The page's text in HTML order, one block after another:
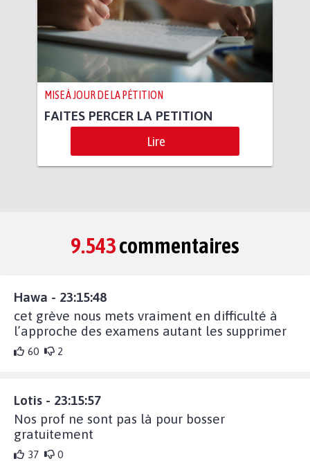
MISE À JOUR DE LA PÉTITION
FAITES PERCER LA PETITION
Lire
9.543commentaires
Hawa - 23:15:48
cet grève nous mets vraiment en difficulté à
l’approche des examens autant les supprimer
60 2
Lotis - 23:15:57
Nos prof ne sont pas là pour bosser
gratuitement
37 0